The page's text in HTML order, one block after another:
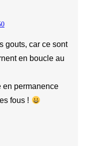
gouts, car ce sont
en boucle au
en permanence
fous !